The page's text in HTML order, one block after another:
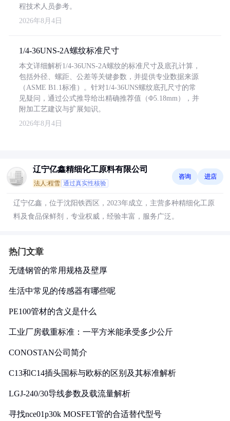
程技术人员参考。
2026年8月4日
1/4-36UNS-2A螺纹标准尺寸
本文详细解析1/4-36UNS-2A螺纹的标准尺寸及底孔计算，
包括外径、螺距、公差等关键参数，并提供专业数据来源
（ASME B1.1标准）。针对1/4-36UNS螺纹底孔尺寸的常
见疑问，通过公式推导给出精确推荐值（Φ5.18mm），并
附加工艺建议与扩展知识。
2026年8月4日
辽宁亿鑫精细化工原料有限公司
法人:程雪 通过真实性核验
咨询 进店
辽宁亿鑫，位于沈阳铁西区，2023年成立，主营多种精细化工原
料及食品保鲜剂，专业权威，经验丰富，服务广泛。
热门文章
无缝钢管的常用规格及壁厚
生活中常见的传感器有哪些呢
PE100管材的含义是什么
工业厂房载重标准：一平方米能承受多少公斤
CONOSTAN公司简介
C13和C14插头国标与欧标的区别及其标准解析
LGJ-240/30导线参数及载流量解析
寻找nce01p30k MOSFET管的合适替代型号